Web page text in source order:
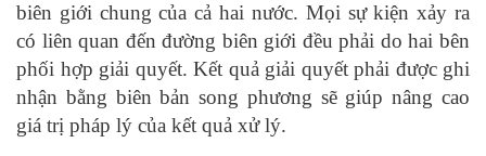
biên giới chung của cả hai nước. Mọi sự kiện xảy ra
có liên quan đến đường biên giới đều phải do hai bên
phối hợp giải quyết. Kết quả giải quyết phải được ghi
nhận bằng biên bản song phương sẽ giúp nâng cao
giá trị pháp lý của kết quả xử lý.